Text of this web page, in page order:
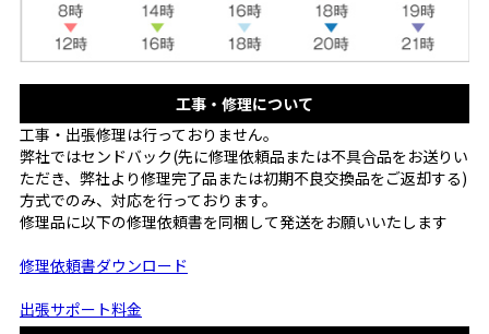
工事・修理について
工事・出張修理は行っておりません。
弊社ではセンドバック(先に修理依頼品または不具合品をお送りい
ただき、弊社より修理完了品または初期不良交換品をご返却する)
方式でのみ、対応を行っております。
修理品に以下の修理依頼書を同梱して発送をお願いいたします
修理依頼書ダウンロード
出張サポート料金